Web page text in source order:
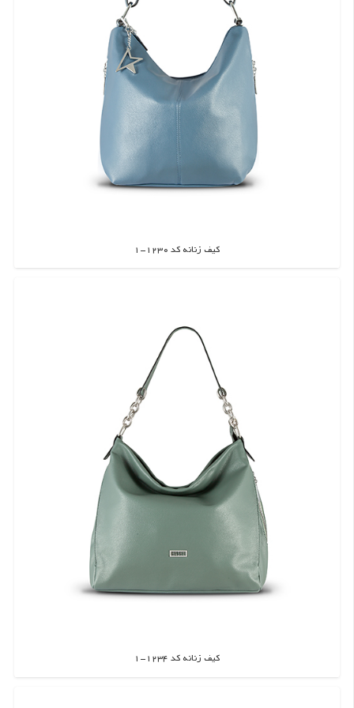
کیف زنانه کد 1230-1
اطلاعات بیشتر
کیف زنانه کد 1234-1
اطلاعات بیشتر